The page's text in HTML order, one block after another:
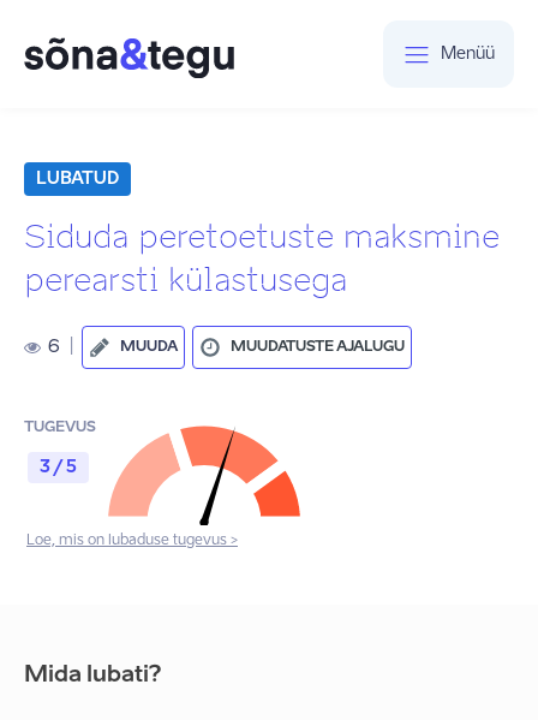
Menüü
LUBATUD
Siduda peretoetuste maksmine
perearsti külastusega
6 MUUDA MUUDATUSTE AJALUGU
TUGEVUS
3 / 5
Loe, mis on lubaduse tugevus >
Mida lubati?